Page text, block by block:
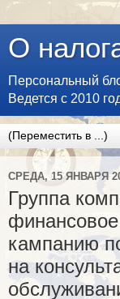
О
Персональный
Ведется с 2010
СРЕДА, 15 ЯНВАРЯ
Группа
кампанию
на